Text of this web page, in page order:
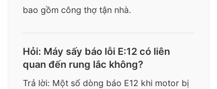
bao gồm công thợ tận nhà.
Hỏi: Máy sấy báo lỗi E:12 có liên
quan đến rung lắc không?
Trả lời: Một số dòng báo E12 khi motor bị